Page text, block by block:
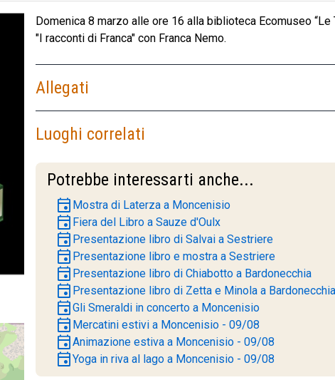
Domenica 8 marzo alle ore 16 alla biblioteca Ecomuseo
"I racconti di Franca" con Franca Nemo.
Allegati
Luoghi correlati
Potrebbe interessarti anche...
event Mostra di Laterza a Moncenisio
event Fiera del Libro a Sauze d'Oulx
event Presentazione libro di Salvai a Sestriere
event Presentazione libro e mostra a Sestriere
event Presentazione libro di Chiabotto a Bardonecchia
event Presentazione libro di Zetta e Minola a Bardonecchia
eventGli Smeraldi in concerto a Moncenisio
event Mercatini estivi a Moncenisio - 09/08
eventAnimazione estiva a Moncenisio - 09/08
eventYoga in riva al lago a Moncenisio - 09/08